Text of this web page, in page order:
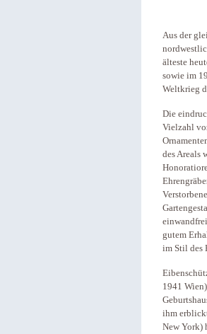
Aus der
älteste
sowie im
Weltkrieg
Die
Vielzahl
des Areals
gutem
im Stil des
1941
ihm
New York)